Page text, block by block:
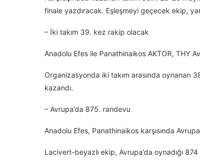
finale yazdıracak. Eşleşmeyi geçecek ekip,
– İki takım 39. kez rakip olacak
Anadolu Efes ile Panathinaikos AKTOR, THY
Organizasyonda iki takım arasında oynanan
kazandı.
– Avrupa’da 875. randevu
Anadolu Efes, Panathinaikos karşısında
Lacivert-beyazlı ekip, Avrupa’da oynadığı